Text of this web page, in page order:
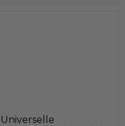
Universelle